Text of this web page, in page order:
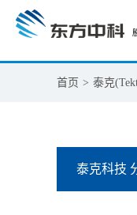
首页 > 泰克
泰克科技